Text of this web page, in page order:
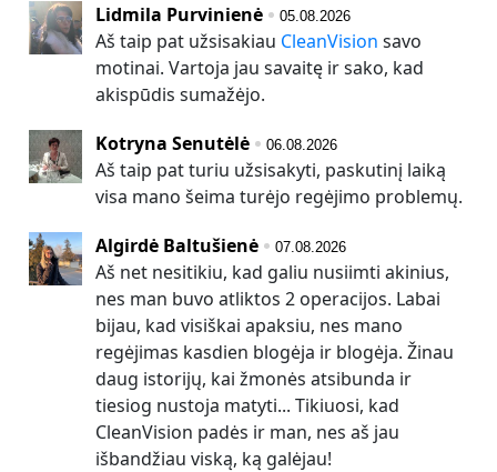
Lidmila Purvinienė
05.08.2026
Aš taip pat užsisakiau CleanVision savo
motinai. Vartoja jau savaitę ir sako, kad
akispūdis sumažėjo.
Kotryna Senutėlė
06.08.2026
Aš taip pat turiu užsisakyti, paskutinį laiką
visa mano šeima turėjo regėjimo problemų.
Algirdė Baltušienė
07.08.2026
Aš net nesitikiu, kad galiu nusiimti akinius,
nes man buvo atliktos 2 operacijos. Labai
bijau, kad visiškai apaksiu, nes mano
regėjimas kasdien blogėja ir blogėja. Žinau
daug istorijų, kai žmonės atsibunda ir
tiesiog nustoja matyti... Tikiuosi, kad
CleanVision padės ir man, nes aš jau
išbandžiau viską, ką galėjau!